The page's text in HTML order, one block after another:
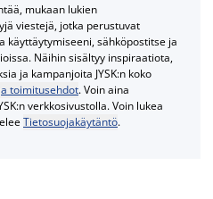
mukaan lukien
viestejä, jotka perustuvat
käyttäytymiseeni, sähköpostitse ja
Näihin sisältyy inspiraatiota,
ja kampanjoita JYSK:n koko
toimitusehdot. Voin aina
verkkosivustolla. Voin lukea
Tietosuojakäytäntö.